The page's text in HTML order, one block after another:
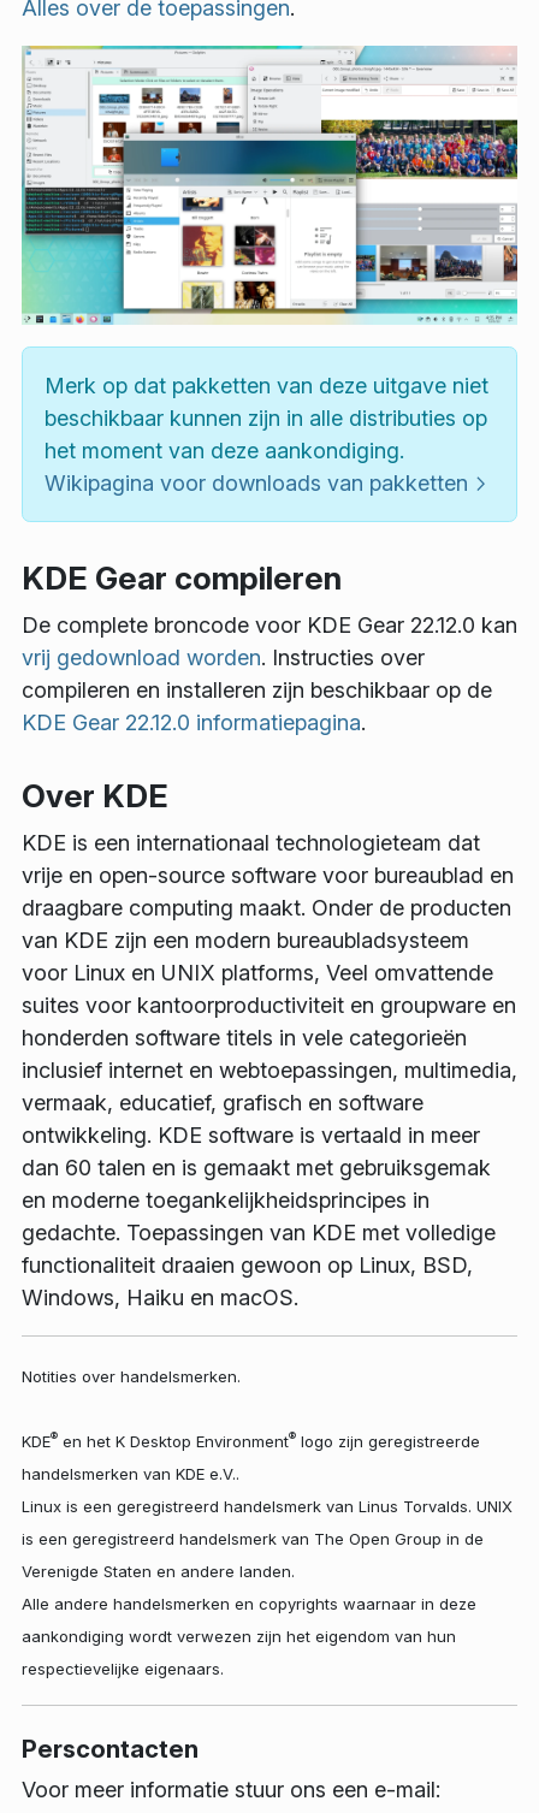
Alles over de toepassingen.
Merk op dat pakketten van deze uitgave niet
beschikbaar kunnen zijn in alle distributies op
het moment van deze aankondiging.
Wikipagina voor downloads van pakketten
KDE Gear compileren
De complete broncode voor KDE Gear 22.12.0 kan
vrij gedownload worden. Instructies over
compileren en installeren zijn beschikbaar op de
KDE Gear 22.12.0 informatiepagina.
Over KDE
KDE is een internationaal technologieteam dat
vrije en open-source software voor bureaublad en
draagbare computing maakt. Onder de producten
van KDE zijn een modern bureaubladsysteem
voor Linux en UNIX platforms, Veel omvattende
suites voor kantoorproductiviteit en groupware en
honderden software titels in vele categorieën
inclusief internet en webtoepassingen, multimedia,
vermaak, educatief, grafisch en software
ontwikkeling. KDE software is vertaald in meer
dan 60 talen en is gemaakt met gebruiksgemak
en moderne toegankelijkheidsprincipes in
gedachte. Toepassingen van KDE met volledige
functionaliteit draaien gewoon op Linux, BSD,
Windows, Haiku en macOS.
Notities over handelsmerken.
KDE® en het K Desktop Environment® logo zijn geregistreerde
handelsmerken van KDE e.V..
Linux is een geregistreerd handelsmerk van Linus Torvalds. UNIX
is een geregistreerd handelsmerk van The Open Group in de
Verenigde Staten en andere landen.
Alle andere handelsmerken en copyrights waarnaar in deze
aankondiging wordt verwezen zijn het eigendom van hun
respectievelijke eigenaars.
Perscontacten
Voor meer informatie stuur ons een e-mail: